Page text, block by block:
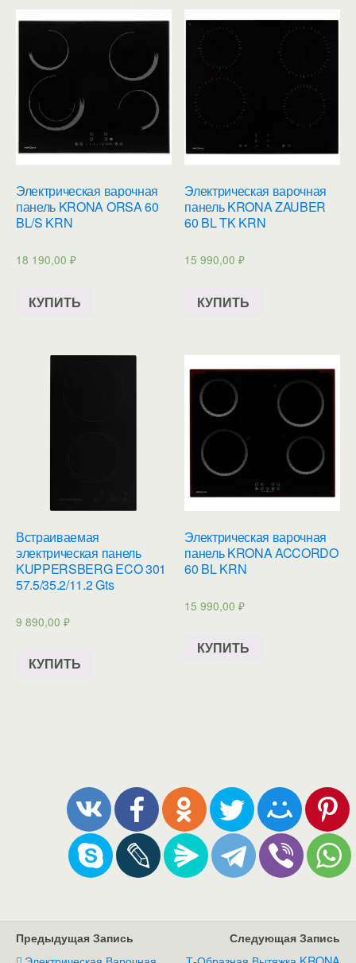
Электрическая варочная
панель KRONA ORSA 60
BL/S KRN
18 190,00 ₽
КУПИТЬ
Электрическая варочная
панель KRONA ZAUBER
60 BL TK KRN
15 990,00₽
КУПИТЬ
Встраиваемая
электрическая панель
KUPPERSBERG ECO 301
57.5/35.2/11.2 Gts
9 890,00 ₽
КУПИТЬ
Электрическая варочная
панель KRONA ACCORDO
60 BL KRN
15 990,00₽
КУПИТЬ
Предыдущая Запись Следующая Запись